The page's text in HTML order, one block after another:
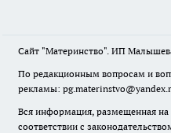
Сайт "Материнство". ИП
По редакционным вопросам и
рекламы:
Вся информация, размещенная на
соответствии с